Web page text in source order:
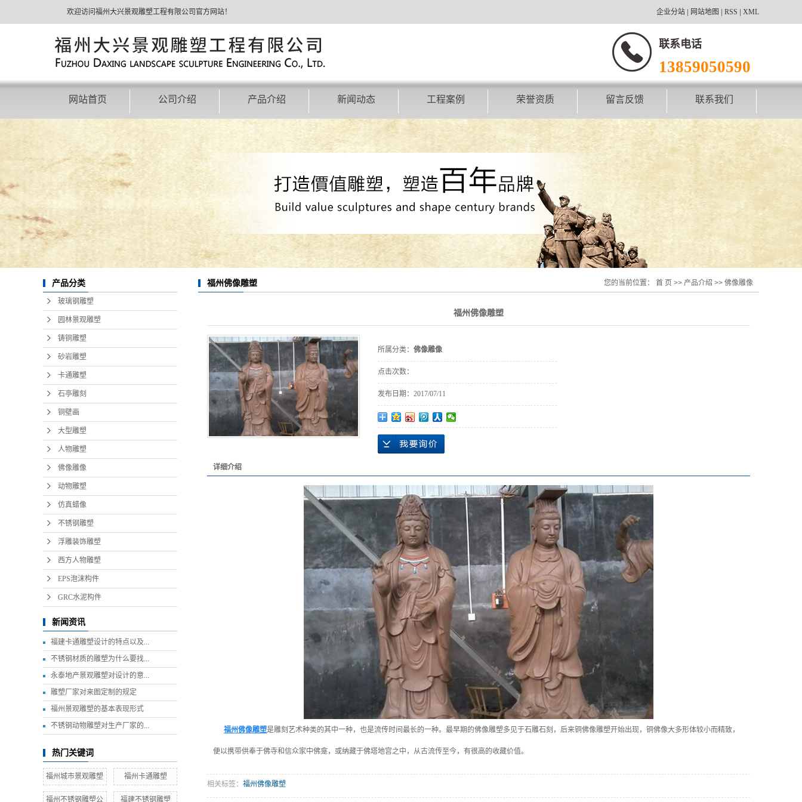
企业分站 网站地图 RSS XML
欢迎访问福州大兴景观雕塑工程有限公司官方网站！
联系电话
13859050590
网站首页 公司介绍 产品介绍 新闻动态 工程案例 荣誉资质 留言反馈 联系我们
产品分类
玻璃钢雕塑
园林景观雕塑
铸铜雕塑
砂岩雕塑
卡通雕塑
石亭雕刻
铜壁画
大型雕塑
人物雕塑
佛像雕像
动物雕塑
仿真蜡像
不锈钢雕塑
浮雕装饰雕塑
西方人物雕塑
EPS泡沫构件
GRC水泥构件
新闻资讯
福建卡通雕塑设计的特点以及...
不锈钢材质的雕塑为什么要找...
永泰地产景观雕塑对设计的意...
雕塑厂家对来图定制的规定
福州景观雕塑的基本表现形式
不锈钢动物雕塑对生产厂家的...
热门关键词
福州城市景观雕塑 福州卡通雕塑
福州不锈钢雕塑公 福建不锈钢雕塑
福州佛像雕塑 您的当前位置： 首 页 >> 产品介绍 >> 佛像雕像
福州佛像雕塑
所属分类： 佛像雕像
点击次数：
发布日期： 2017/07/11
详细介绍
福州佛像雕塑是雕刻艺术种类的其中一种，也是流传时间最长的一种。最早期的佛像雕塑多见于石雕石刻，后来铜佛像雕塑开始出现，铜佛像大多形体较小而精致，
便以携带供奉于佛寺和信众家中佛龛，或纳藏于佛塔地宫之中，从古流传至今，有很高的收藏价值。
相关标签： 福州佛像雕塑